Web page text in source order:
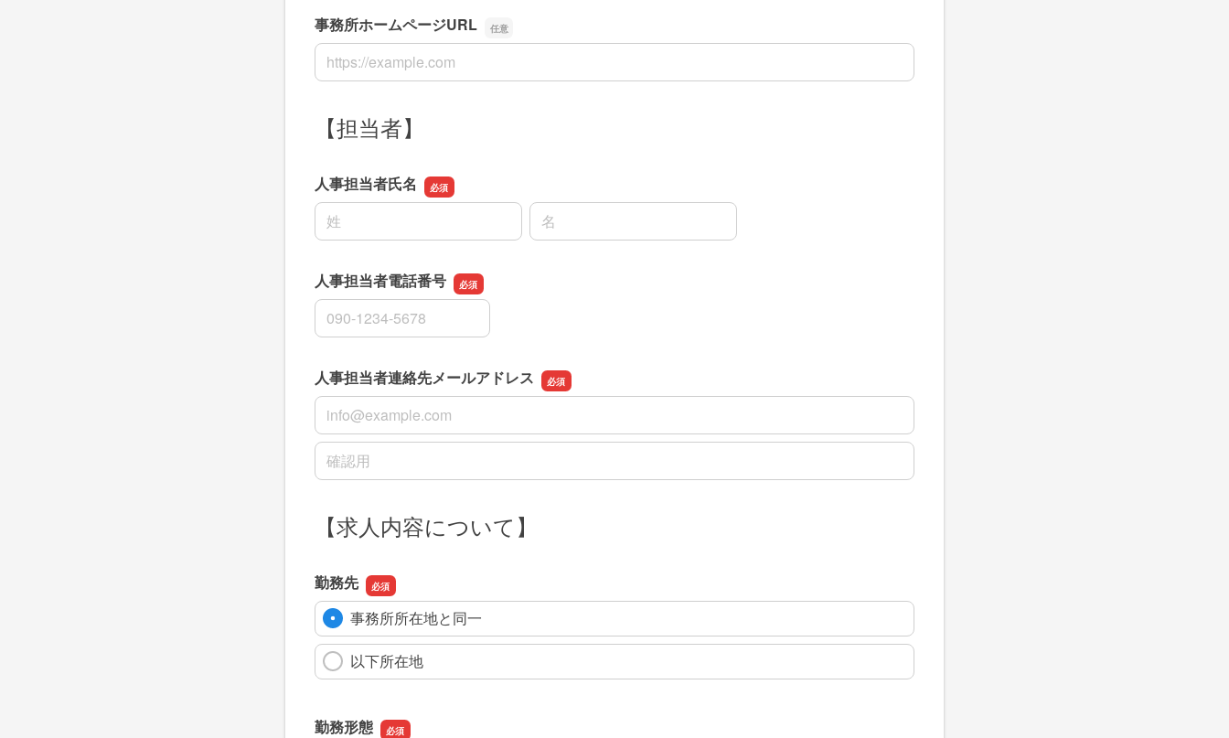
事務所ホームページURL
事務所ホームページURL
【担当者】
人事担当者氏名
名前の姓
名前の名
人事担当者電話番号
人事担当者電話番号
人事担当者連絡先メールアドレス
人事担当者連絡先メールアドレス
人事担当者連絡先メールアドレスの確認用
【求人内容について】
勤務先
事務所所在地と同一
以下所在地
勤務形態